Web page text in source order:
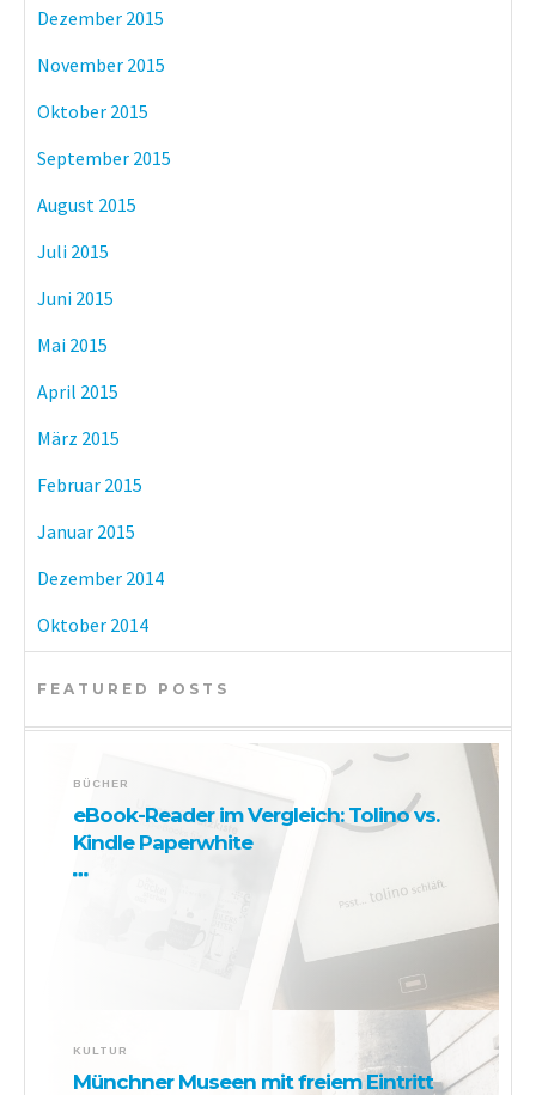
Dezember 2015
November 2015
Oktober 2015
September 2015
August 2015
Juli 2015
Juni 2015
Mai 2015
April 2015
März 2015
Februar 2015
Januar 2015
Dezember 2014
Oktober 2014
FEATURED POSTS
BÜCHER
eBook-Reader im Vergleich: Tolino vs.
Kindle Paperwhite
KULTUR
Münchner Museen mit freiem Eintritt